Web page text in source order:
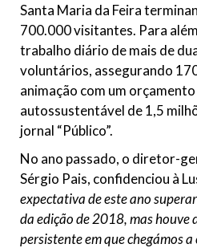
Santa Maria da Feira
700.000 visitantes. Para
trabalho diário de mais de
voluntários, assegurando
animação com um
autossustentável de 1,5
jornal “Público”.
No ano passado, o diretor-
Sérgio Pais, confidenciou à
expectativa de este ano
da edição de 2018, mas houve
persistente em que chegámos